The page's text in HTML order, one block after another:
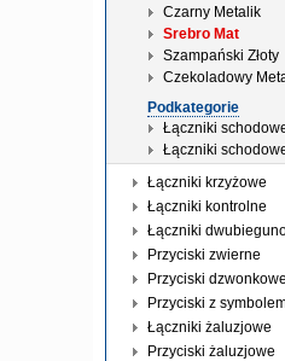
Czarny Metalik
Srebro Mat
Szampański Złoty
Czekoladowy
Podkategorie
Łączniki
Łączniki
Łączniki krzyżowe
Łączniki kontrolne
Łączniki
Przyciski zwierne
Przyciski dzwonkowe
Przyciski z
Łączniki żaluzjowe
Przyciski żaluzjowe